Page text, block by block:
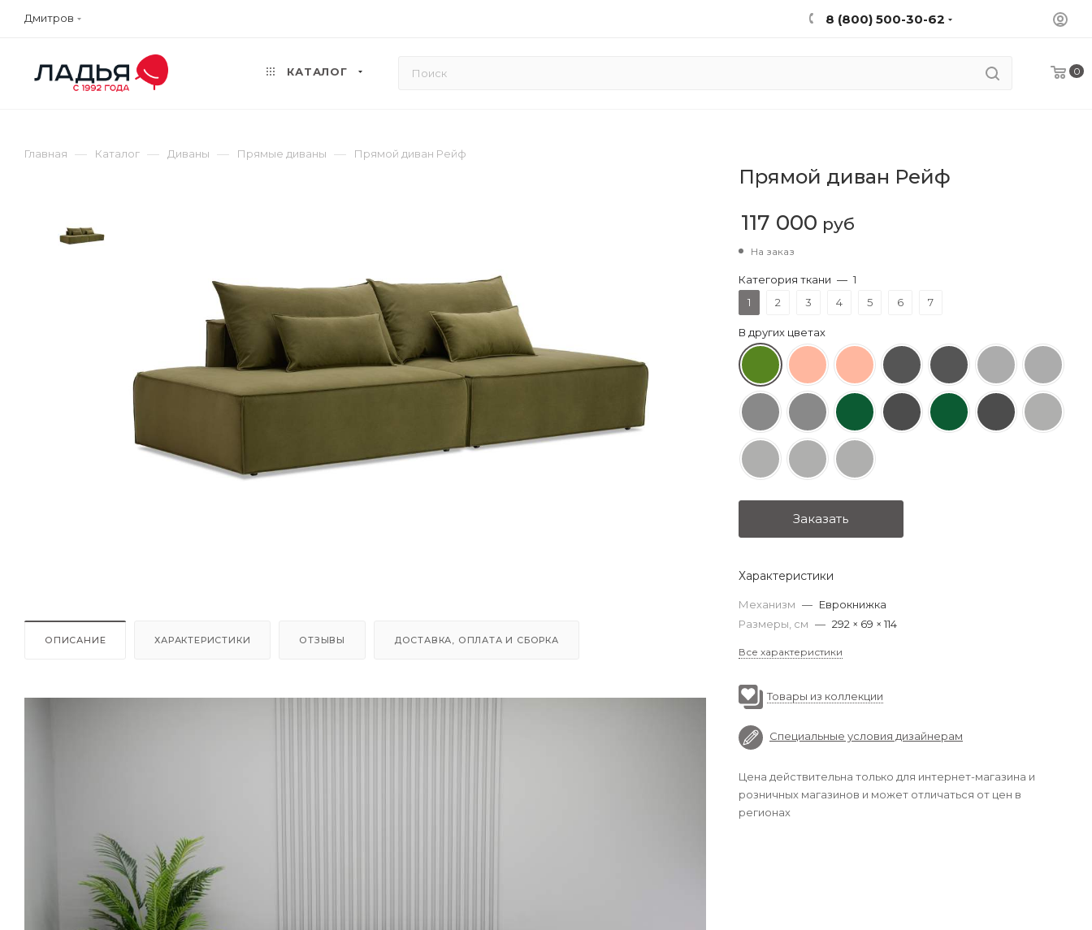
Дмитров 8 (800) 500-30-62
КАТАЛОГ 0
Главная — Каталог — Диваны — Прямые диваны — Прямой диван Рейф
ОПИСАНИЕ ХАРАКТЕРИСТИКИ ОТЗЫВЫ ДОСТАВКА, ОПЛАТА И СБОРКА
Прямой диван Рейф
117 000 руб
На заказ
Категория ткани — 1
1
2 3 4 5 6 7
В других цветах
Заказать
Характеристики
Механизм — Еврокнижка
Размеры, см — 292 × 69 × 114
Все характеристики
Товары из коллекции
Специальные условия дизайнерам
Цена действительна только для интернет-магазина и
розничных магазинов и может отличаться от цен в
регионах